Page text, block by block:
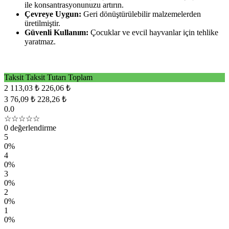
ile konsantrasyonunuzu artırın.
Çevreye Uygun: Geri dönüştürülebilir malzemelerden
üretilmiştir.
Güvenli Kullanım: Çocuklar ve evcil hayvanlar için tehlike
yaratmaz.
Taksit Taksit Tutarı Toplam
2 113,03 ₺ 226,06 ₺
3 76,09 ₺ 228,26 ₺
0.0
☆☆☆☆☆
0 değerlendirme
5
0%
4
0%
3
0%
2
0%
1
0%